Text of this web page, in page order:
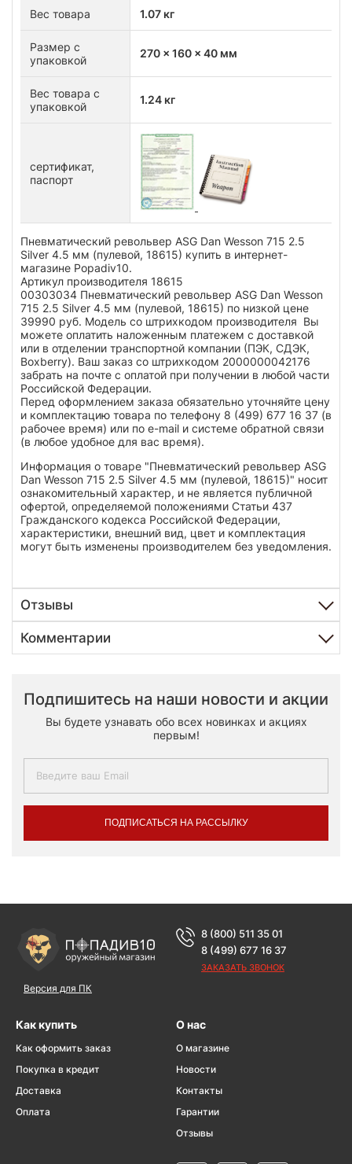
Вес товара 1.07 кг
Размер с
упаковкой
270 x 160 x 40 мм
Вес товара с
упаковкой
1.24 кг
сертификат,
паспорт
Пневматический револьвер ASG Dan Wesson 715 2.5
Silver 4.5 мм (пулевой, 18615) купить в интернет-
магазине Popadiv10.
Артикул производителя 18615
00303034 Пневматический револьвер ASG Dan Wesson
715 2.5 Silver 4.5 мм (пулевой, 18615) по низкой цене
39990 руб. Модель со штрихкодом производителя Вы
можете оплатить наложенным платежем с доставкой
или в отделении транспортной компании (ПЭК, СДЭК,
Boxberry). Ваш заказ со штрихкодом 2000000042176
забрать на почте с оплатой при получении в любой части
Российской Федерации.
Перед оформлением заказа обязательно уточняйте цену
и комплектацию товара по телефону 8 (499) 677 16 37 (в
рабочее время) или по e-mail и системе обратной связи
(в любое удобное для вас время).
Информация о товаре "Пневматический револьвер ASG
Dan Wesson 715 2.5 Silver 4.5 мм (пулевой, 18615)" носит
ознакомительный характер, и не является публичной
офертой, определяемой положениями Статьи 437
Гражданского кодекса Российской Федерации,
характеристики, внешний вид, цвет и комплектация
могут быть изменены производителем без уведомления.
Отзывы
Комментарии
Подпишитесь на наши новости и акции
Вы будете узнавать обо всех новинках и акциях
первым!
ПОДПИСАТЬСЯ НА РАССЫЛКУ
Версия для ПК
8 (800) 511 35 01
8 (499) 677 16 37
ЗАКАЗАТЬ ЗВОНОК
Как купить
Как оформить заказ
Покупка в кредит
Доставка
Оплата
О нас
О магазине
Новости
Контакты
Гарантии
Отзывы